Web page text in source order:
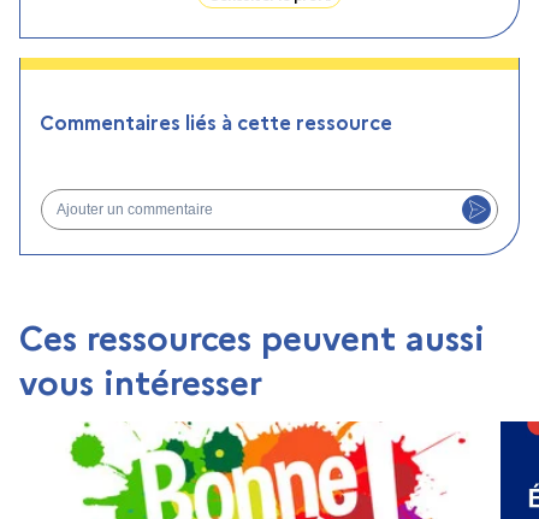
Commentaires liés à cette ressource
Ajouter un commentaire
Ces ressources peuvent aussi
vous intéresser